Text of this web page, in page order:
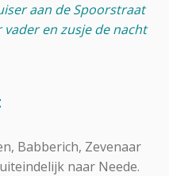
aan de Spoorstraat
en zusje de nacht
Babberich, Zevenaar
naar Neede.